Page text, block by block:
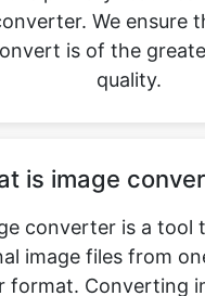
is image
format. Converting
pdf to webp
free, easy to use
may take a